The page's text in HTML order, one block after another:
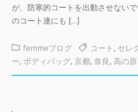
が、防寒的コートを出動させない
のコート達にも […]
femmeブログ コート , セレ
ー, ボディバッグ, 京都, 奈良, 高の原